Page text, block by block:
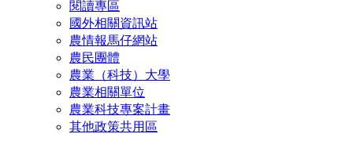
閱讀專區
國外相關資訊站
農情報馬仔網站
農民團體
農業（科技）大學
農業相關單位
農業科技專案計畫
其他政策共用區